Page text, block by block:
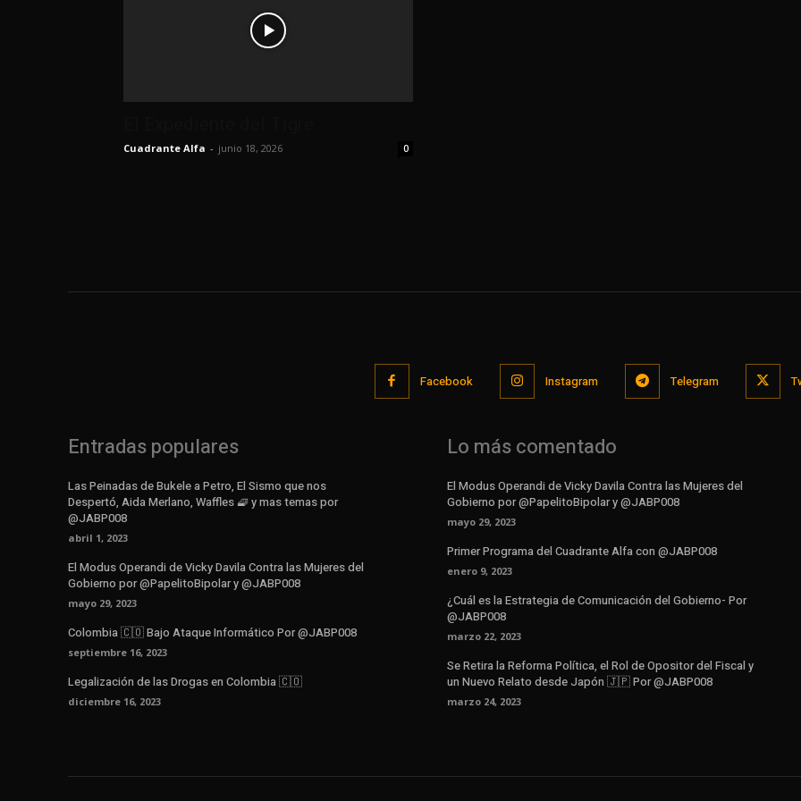
Cuadrante Alfa - junio 18, 2026 0
Facebook Instagram Telegram
Entradas populares
Las Peinadas de Bukele a Petro, El Sismo que nos
Despertó, Aida Merlano, Waffles 🧇 y mas temas por
@JABP008
abril 1, 2023
El Modus Operandi de Vicky Davila Contra las Mujeres del
Gobierno por @PapelitoBipolar y @JABP008
mayo 29, 2023
Colombia 🇨🇴 Bajo Ataque Informático Por @JABP008
septiembre 16, 2023
Legalización de las Drogas en Colombia 🇨🇴
diciembre 16, 2023
Lo más comentado
El Modus Operandi de Vicky Davila Contra las Mujeres del
Gobierno por @PapelitoBipolar y @JABP008
mayo 29, 2023
Primer Programa del Cuadrante Alfa con @JABP008
enero 9, 2023
¿Cuál es la Estrategia de Comunicación del Gobierno- Por
@JABP008
marzo 22, 2023
Se Retira la Reforma Política, el Rol de Opositor del Fiscal y
un Nuevo Relato desde Japón 🇯🇵 Por @JABP008
marzo 24, 2023